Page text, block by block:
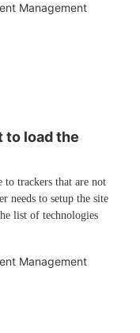
Management
to load the
trackers that are not
needs to setup the site
list of technologies
Management